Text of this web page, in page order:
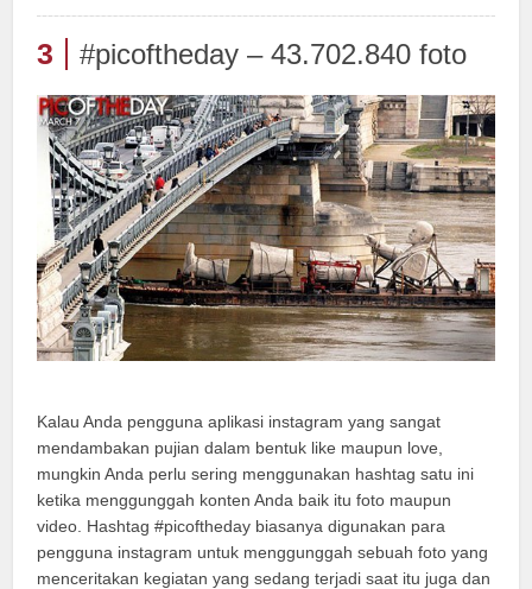
3 #picoftheday – 43.702.840 foto
Kalau Anda pengguna aplikasi instagram yang sangat
mendambakan pujian dalam bentuk like maupun love,
mungkin Anda perlu sering menggunakan hashtag satu ini
ketika menggunggah konten Anda baik itu foto maupun
video. Hashtag #picoftheday biasanya digunakan para
pengguna instagram untuk menggunggah sebuah foto yang
menceritakan kegiatan yang sedang terjadi saat itu juga dan